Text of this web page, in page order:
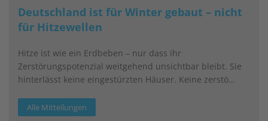
Deutschland ist für Winter gebaut – nicht
für Hitzewellen
Hitze ist wie ein Erdbeben – nur dass ihr
Zerstörungspotenzial weitgehend unsichtbar bleibt. Sie
hinterlässt keine eingestürzten Häuser. Keine zerstö…
Alle Mitteilungen